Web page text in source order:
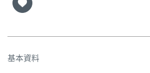
基本資料